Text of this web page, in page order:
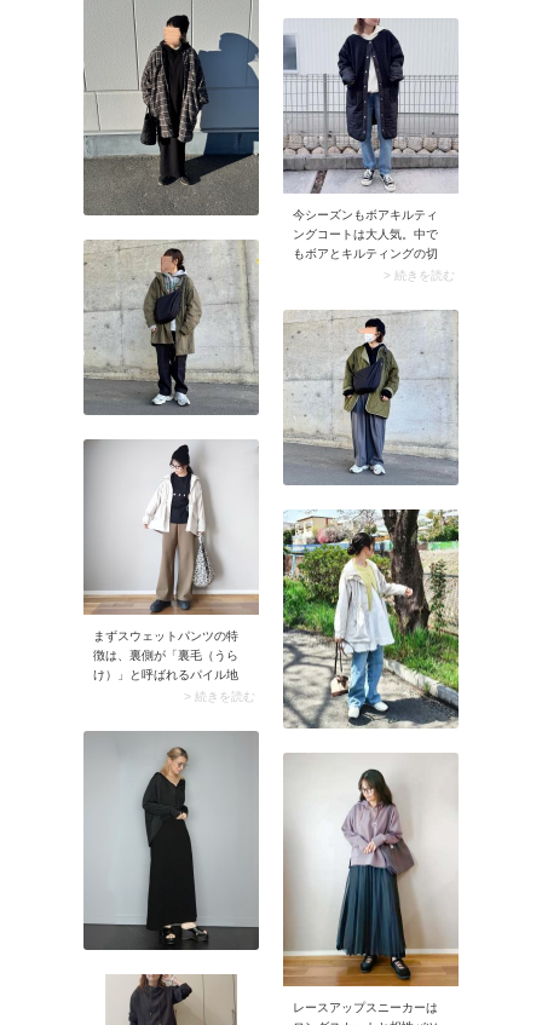
今シーズンもボアキルティ
ングコートは大人気。中で
もボアとキルティングの切
り替えデザインは上品さが
ちそう。カジュアルに着た
いときはパーカーを合わせ
て、きれいめコーデの日は
ストールでアレンジするな
ど、気分を変えて楽しめる
のも魅力です。
> 続きを読む
まずスウェットパンツの特
徴は、裏側が「裏毛（うら
け）」と呼ばれるパイル地
であること。スウェットパ
な穿き心地は、ループ状に
編み込んだニット生地がタ
オルと同じ構造になってい
るのが理由です。春用のス
ウェットパンツは、この裏
毛のスウェットパンツを指
> 続きを読む
レースアップスニーカーは